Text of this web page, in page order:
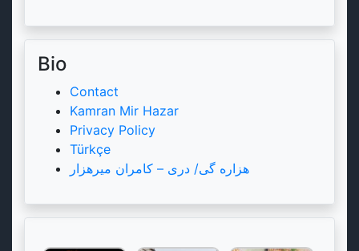
Bio
Contact
Kamran Mir Hazar
Privacy Policy
Türkçe
هزاره گی/ دری – کامران میرهزار